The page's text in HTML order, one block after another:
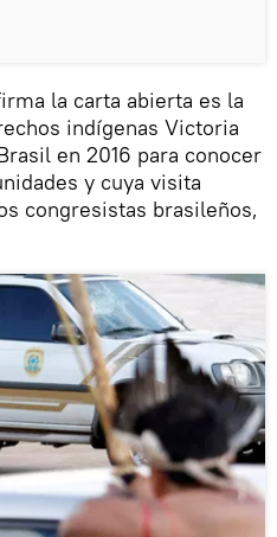
la carta abierta es la
indígenas Victoria
en 2016 para conocer
y cuya visita
congresistas brasileños,